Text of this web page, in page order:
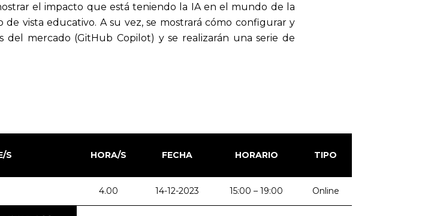
el impacto que está teniendo la IA en el mundo de la
vista educativo. A su vez, se mostrará cómo configurar y
mercado (GitHub Copilot) y se realizarán una serie de
S HORA/S FECHA HORARIO TIPO
4.00 14-12-2023 15:00 – 19:00 Online